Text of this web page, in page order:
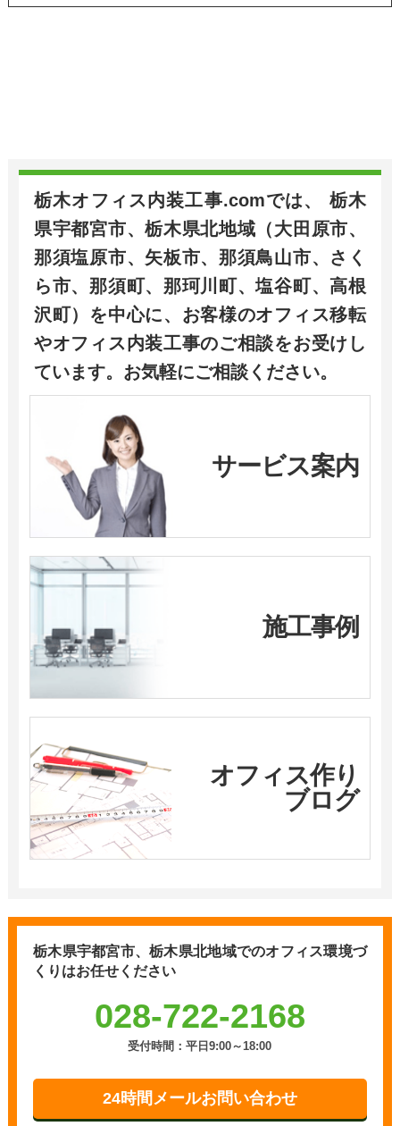
栃木オフィス内装工事.comでは、 栃木
県宇都宮市、栃木県北地域（大田原市、
那須塩原市、矢板市、那須鳥山市、さく
ら市、那須町、那珂川町、塩谷町、高根
沢町）を中心に、お客様のオフィス移転
やオフィス内装工事のご相談をお受けし
ています。お気軽にご相談ください。
サービス案内
施工事例
オフィス作り
ブログ
栃木県宇都宮市、栃木県北地域でのオフィス環境づ
くりはお任せください
028-722-2168
受付時間：平日9:00～18:00
24時間メールお問い合わせ